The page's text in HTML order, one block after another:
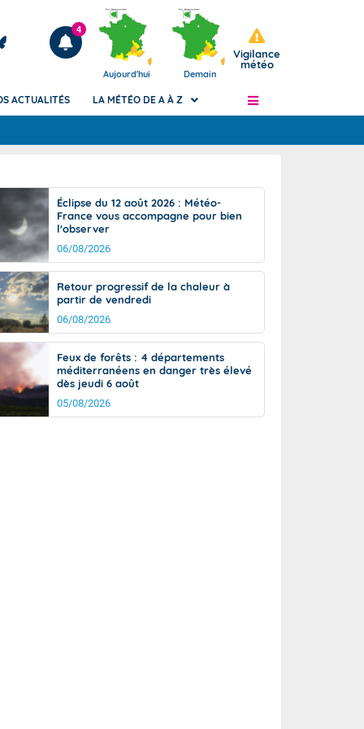
Articles
4
Aujourd'hui Demain
Vigilance
météo
de
Phénomènes dangereux de J+2 à J+7
Avertissement pluies intenses à l'échelle
des communes (Apic)
Bulletins Marine
Bulletins d'estimation du risque
d'avalanche
Météo des forêts
Vigicrues
ACTUALITÉS LA MÉTÉO DE A À Z
Éclipse du 12 août 2026 : Météo-
France vous accompagne pour bien
l'observer
06/08/2026
Retour progressif de la chaleur à
partir de vendredi
06/08/2026
Feux de forêts : 4 départements
méditerranéens en danger très élevé
dès jeudi 6 août
05/08/2026